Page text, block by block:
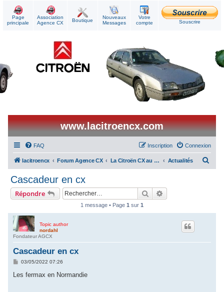
Page
principale
Association
Agence CX
Boutique
Nouveaux
Messages
Votre
compte
Souscrire
www.lacitroencx.com
FAQ Connexion
Inscription
lacitroencx Forum Agence CX La Citroën CX au quotidien Actualités
h
Cascadeur en cx
Répondre Rechercher
1 message • Page 1 sur 1
Topic author
nordahl
Fondateur AGCX
Cascadeur en cx
M
s
03/05/2022 07:26
Les fermax en Normandie